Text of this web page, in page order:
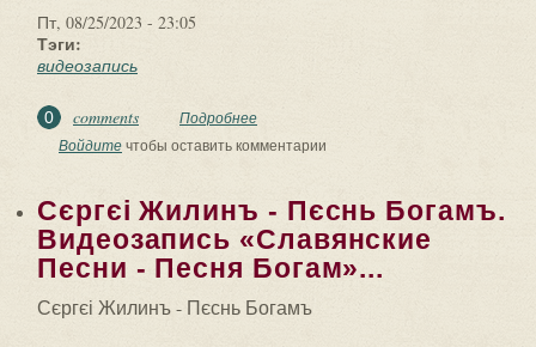
Пт, 08/25/2023 - 23:05
Тэги:
видеозапись
0 comments Подробнее
последствия. Часть 1.»: Большая
Войдитечтобы оставить комментарии
Сєргєі Жилинъ - Пєснь Богамъ.
Видеозапись «Славянские
Песни - Песня Богам»...
Сєргєі Жилинъ - Пєснь Богамъ